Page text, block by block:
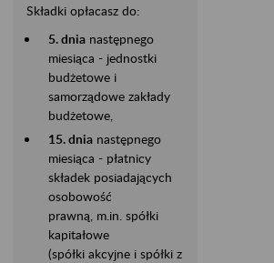
Składki opłacasz do:
5. dnia następnego
miesiąca - jednostki
budżetowe i
samorządowe zakłady
budżetowe,
15. dnia następnego
miesiąca - płatnicy
składek posiadających
osobowość
prawną, m.in. spółki
kapitałowe
(spółki akcyjne i spółki z